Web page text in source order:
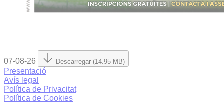
07-08-26 Descarregar (14.95 MB)
Presentació
Avís legal
Política de Privacitat
Política de Cookies